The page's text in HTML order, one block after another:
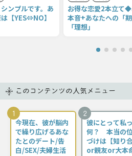
ンプルです。あ
【YES⇔NO】
お得な恋愛2本立て
本音+あなたへの「
「理想」
このコンテンツの人気メニュー
1
今現在、彼が脳内
で繰り広げるあな
たとのデート/告
白/SEX/夫婦生活
2
彼にとって私
何？ 本当の
づけは【知り
or親友or大本